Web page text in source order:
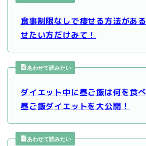
食事制限なしで痩せる方法があ
せたい方だけみて！
あわせて読みたい
ダイエット中に昼ご飯は何を食
昼ご飯ダイエットを大公開！
あわせて読みたい